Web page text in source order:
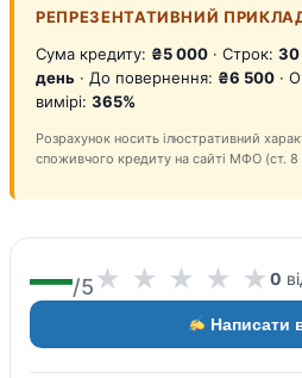
РЕПРЕЗЕНТАТИВНИЙ
Сума кредиту: ₴5 000 · Строк: 30
день · До повернення: ₴6 500 ·
вимірі: 365%
Розрахунок носить ілюстративний
споживчого кредиту на сайті МФО (ст.
—/5★ ★ ★ ★ ★ 0
Написати